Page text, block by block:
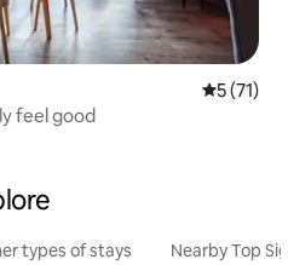
5 out of 5
5 (71)
feel good
types of stays Nearby Top